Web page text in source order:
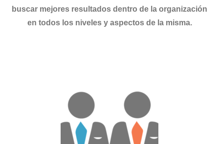
buscar mejores resultados dentro de la organización
en todos los niveles y aspectos de la misma.